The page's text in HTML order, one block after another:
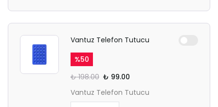
Vantuz Telefon Tutucu
%50
₺ 198.00 ₺ 99.00
Vantuz Telefon Tutucu